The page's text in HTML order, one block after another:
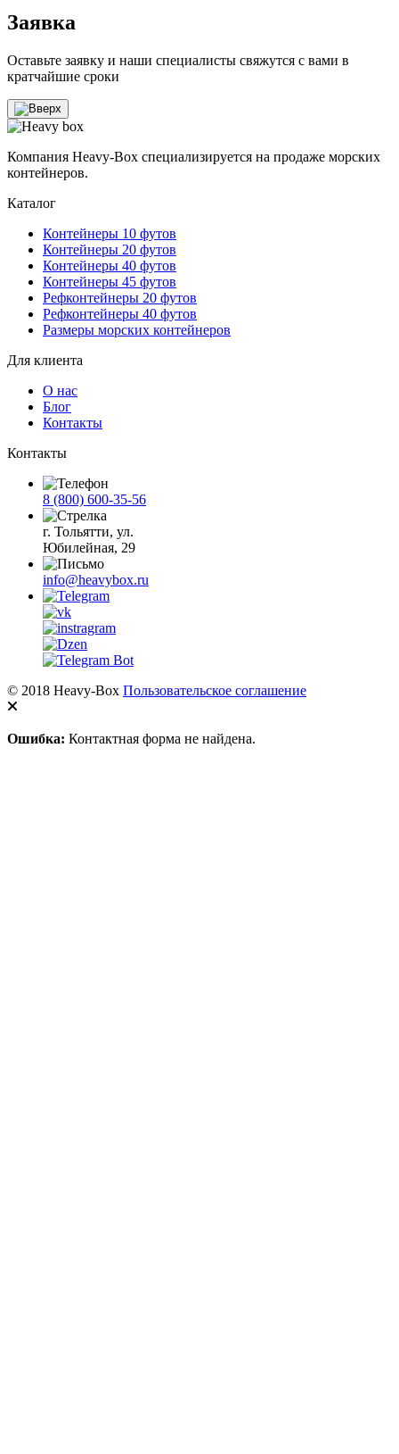
Заявка
Оставьте заявку и наши специалисты свяжутся с вами в
кратчайшие сроки
Компания Heavy-Box специализируется на продаже морских
контейнеров.
Каталог
Контейнеры 10 футов
Контейнеры 20 футов
Контейнеры 40 футов
Контейнеры 45 футов
Рефконтейнеры 20 футов
Рефконтейнеры 40 футов
Размеры морских контейнеров
Для клиента
О нас
Блог
Контакты
Контакты
8 (800) 600-35-56
г. Тольятти, ул.
Юбилейная, 29
info@heavybox.ru
© 2018 Heavy-Box Пользовательское соглашение
Ошибка: Контактная форма не найдена.